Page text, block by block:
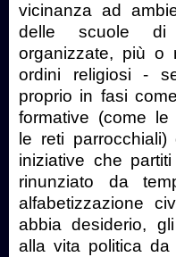
vicinanza ad
delle scuole di
organizzate, più o
ordini religiosi -
proprio in fasi
formative (come le
le reti parrocchiali)
iniziative che
rinunziato da
alfabetizzazione
abbia desiderio,
alla vita politica